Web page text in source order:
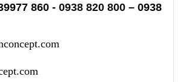
860 - 0938 820 800 – 0938